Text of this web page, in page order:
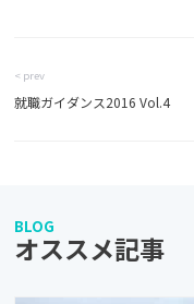
< prev
就職ガイダンス2016 Vol.4
BLOG
オススメ記事